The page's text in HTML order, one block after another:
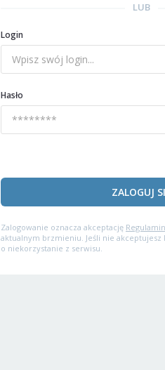
LUB
Login
Hasło
ZALOGUJ
Zalogowanie oznacza akceptację
aktualnym brzmieniu. Jeśli nie akceptujesz
o niekorzystanie z serwisu.